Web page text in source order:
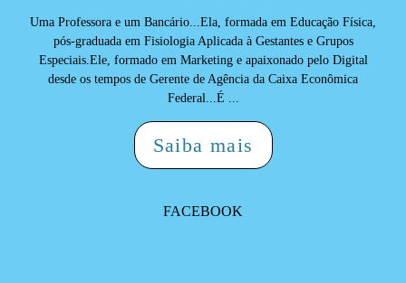
Uma Professora e um Bancário...Ela, formada em Educação Física,
pós-graduada em Fisiologia Aplicada à Gestantes e Grupos
Especiais.Ele, formado em Marketing e apaixonado pelo Digital
desde os tempos de Gerente de Agência da Caixa Econômica
Federal...É ...
Saiba mais
FACEBOOK